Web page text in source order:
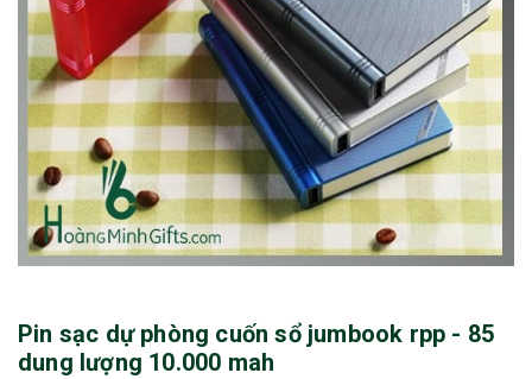
Pin sạc dự phòng cuốn sổ jumbook rpp - 85
dung lượng 10.000 mah